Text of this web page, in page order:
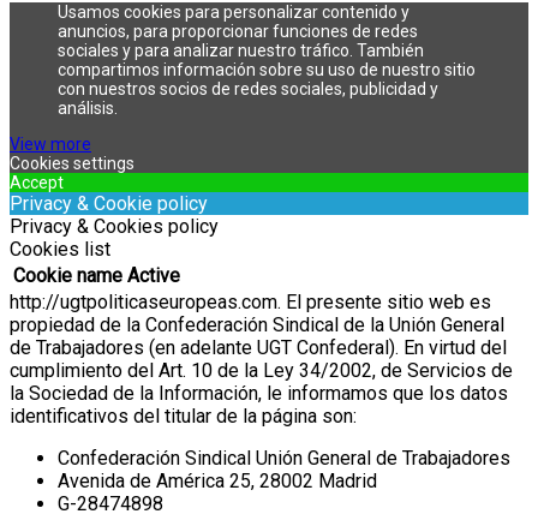
Usamos cookies para personalizar contenido y
anuncios, para proporcionar funciones de redes
sociales y para analizar nuestro tráfico. También
compartimos información sobre su uso de nuestro sitio
con nuestros socios de redes sociales, publicidad y
análisis.
View more
Cookies settings
Accept
Privacy & Cookie policy
Privacy & Cookies policy
Cookies list
Cookie name Active
http://ugtpoliticaseuropeas.com. El presente sitio web es
propiedad de la Confederación Sindical de la Unión General
de Trabajadores (en adelante UGT Confederal). En virtud del
cumplimiento del Art. 10 de la Ley 34/2002, de Servicios de
la Sociedad de la Información, le informamos que los datos
identificativos del titular de la página son:
Confederación Sindical Unión General de Trabajadores
Avenida de América 25, 28002 Madrid
G-28474898